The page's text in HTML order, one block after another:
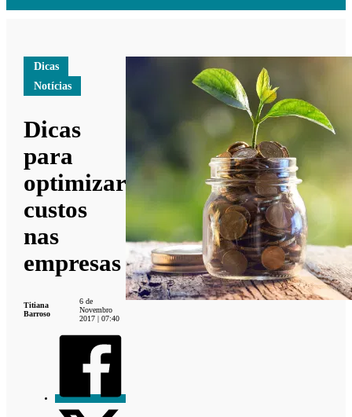
Dicas
Notícias
Dicas
para
optimizar
custos
nas
empresas
Titiana
Barroso
6 de
Novembro
2017 | 07:40